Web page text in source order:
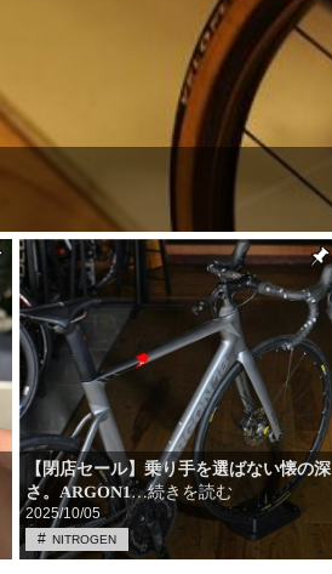
【閉店セール】乗り手を選ばない懐の深
さ。ARGON1…続きを読む
2025/10/05
NITROGEN